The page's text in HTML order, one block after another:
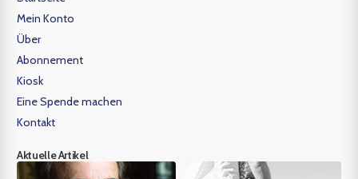
Mein Konto
Über
Abonnement
Kiosk
Eine Spende machen
Kontakt
Aktuelle Artikel